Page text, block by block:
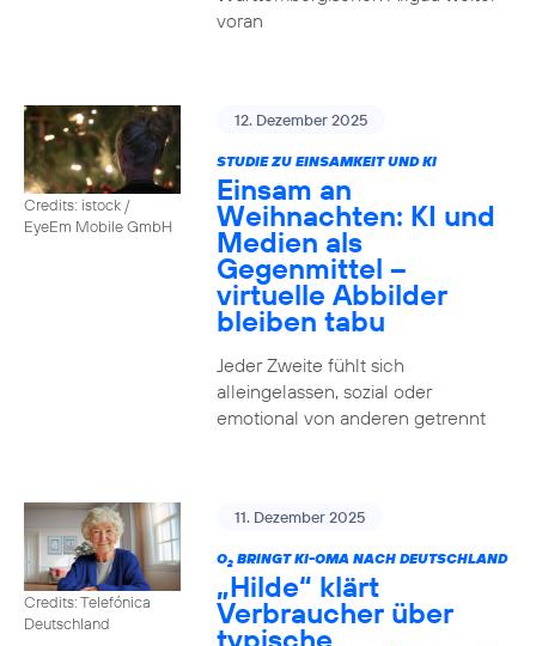
voran
Credits: istock /
EyeEm Mobile GmbH
12. Dezember 2025
STUDIE ZU EINSAMKEIT UND KI
Einsam an
Weihnachten: KI und
Medien als
Gegenmittel –
virtuelle Abbilder
bleiben tabu
Jeder Zweite fühlt sich
alleingelassen, sozial oder
emotional von anderen getrennt
Credits: Telefónica
Deutschland
11. Dezember 2025
O2BRINGT KI-OMA NACH DEUTSCHLAND
„Hilde“ klärt
Verbraucher über
typische